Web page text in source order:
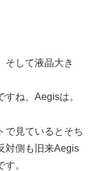
そして液晶大き
ね、Aegisは。
で見ているとそち
対側も旧来Aegis
。